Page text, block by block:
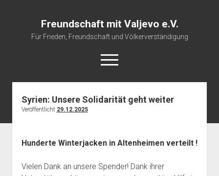
Freundschaft mit Valjevo e.V.
Für Frieden, Freundschaft und Völkerverständigung
open
menu
Startseite
Impressum
Syrien: Unsere Solidarität geht weiter
Veröffentlicht 29.12.2025
Hunderte Winterjacken in Altenheimen verteilt !
Vielen Dank an unsere Spender! Dank ihrer